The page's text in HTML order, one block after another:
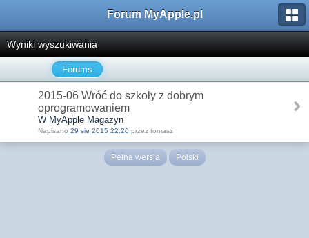
Forum MyApple.pl
Wyniki wyszukiwania
Forums
2015-06 Wróć do szkoły z dobrym
oprogramowaniem
W MyApple Magazyn
Napisano 29 sie 2015 22:20 przez tomasz
Pełna wersja Polski